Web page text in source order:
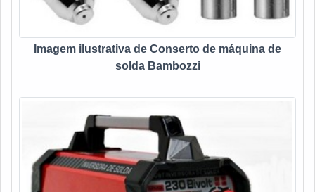
Imagem ilustrativa de Conserto de máquina de
solda Bambozzi